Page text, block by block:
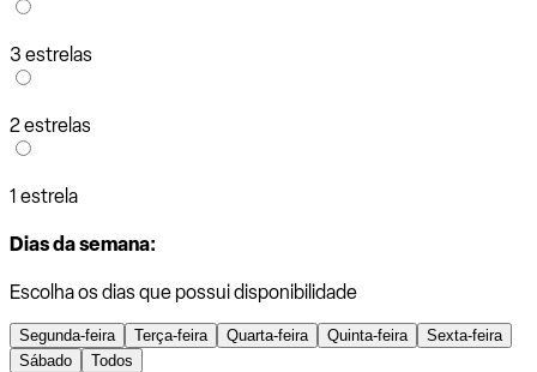
3 estrelas
2 estrelas
1 estrela
Dias da semana:
Escolha os dias que possui disponibilidade
Segunda-feira Terça-feira Quarta-feira Quinta-feira
Sexta-feira
Sábado
Todos